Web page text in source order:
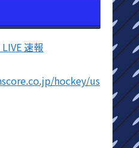
速報
hockey/us